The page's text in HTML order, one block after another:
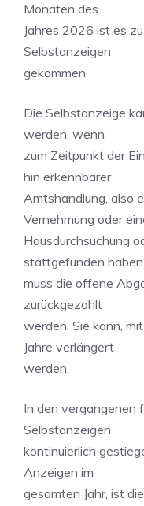
Monaten des
Jahres 2026 ist es
Selbstanzeigen
gekommen.
Die Selbstanzeige
werden, wenn
zum Zeitpunkt der
hin erkennbarer
Amtshandlung, also
Vernehmung oder
Hausdurchsuchung
stattgefunden
muss die offene
zurückgezahlt
werden. Sie kann,
Jahre verlängert
werden.
In den vergangenen
Selbstanzeigen
kontinuierlich
Anzeigen im
gesamten Jahr, ist